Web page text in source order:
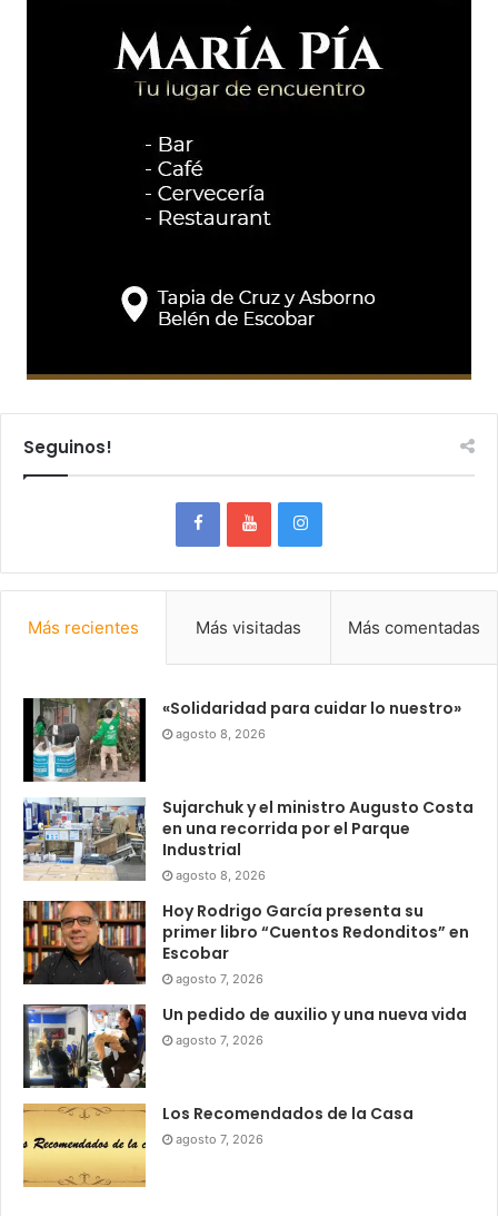
Seguinos!
Más recientes Más visitadas Más comentadas
«Solidaridad para cuidar lo nuestro»
agosto 8, 2026
Sujarchuk y el ministro Augusto Costa
en una recorrida por el Parque
Industrial
agosto 8, 2026
Hoy Rodrigo García presenta su
primer libro “Cuentos Redonditos” en
Escobar
agosto 7, 2026
Un pedido de auxilio y una nueva vida
agosto 7, 2026
Los Recomendados de la Casa
agosto 7, 2026